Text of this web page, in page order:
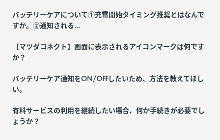
バッテリーケアについて①充電開始タイミング推奨とはなんで
すか。②通知される...
【マツダコネクト】画面に表示されるアイコンマークは何です
か？
バッテリーケア通知をON/OFFしたいため、方法を教えてほし
い。
有料サービスの利用を継続したい場合、何か手続きが必要でし
ょうか？